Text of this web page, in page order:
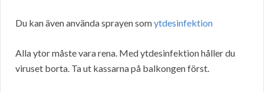
Du kan även använda sprayen somytdesinfektion
Alla ytor måste vara rena. Med ytdesinfektion håller du
viruset borta. Ta ut kassarna på balkongen först.